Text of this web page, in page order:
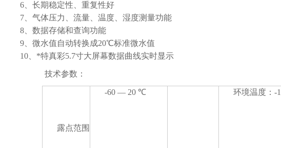
6、长期稳定性、重复性好
7、气体压力、流量、温度、湿度测量功能
8、数据存储和查询功能
9、微水值自动转换成20℃标准微水值
10、*特真彩5.7寸大屏幕数据曲线实时显示
技术参数：
露点范围
-60 — 20 ℃ 环境温度：